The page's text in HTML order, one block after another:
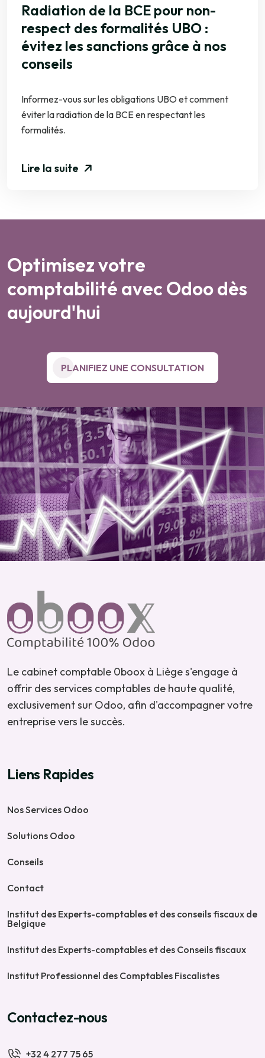
Radiation de la BCE pour non-
respect des formalités UBO :
évitez les sanctions grâce à nos
conseils
Informez-vous sur les obligations UBO et comment
éviter la radiation de la BCE en respectant les
formalités.
Lire la suite
Optimisezvotre
comptabilité avec Odoodès
aujourd'hui
PLANIFIEZ UNE CONSULTATION
Le cabinet comptable 0boox à Liège s'engage à
offrir des services comptables de haute qualité,
exclusivement sur Odoo, afin d'accompagner votre
entreprise vers le succès.
Liens Rapides
Nos Services Odoo
Solutions Odoo
Conseils
Contact
Institut des Experts-comptables et des conseils fiscaux de
Belgique
Institut des Experts-comptables et des Conseils fiscaux
Institut Professionnel des Comptables Fiscalistes
Contactez-nous
+32 4 277 75 65